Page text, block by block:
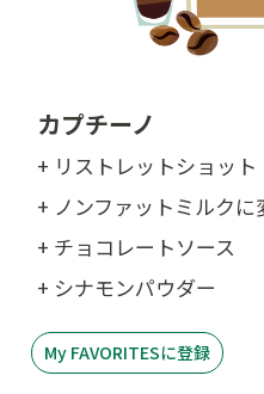
カプチーノ
+ リストレットショット
+ ノンファットミルクに
+ チョコレートソース
+ シナモンパウダー
My FAVORITESに登録